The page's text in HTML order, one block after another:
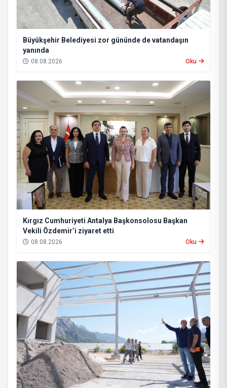
Büyükşehir Belediyesi zor gününde de vatandaşın
yanında
08.08.2026 Oku
Kırgız Cumhuriyeti Antalya Başkonsolosu Başkan
Vekili Özdemir’i ziyaret etti
08.08.2026 Oku